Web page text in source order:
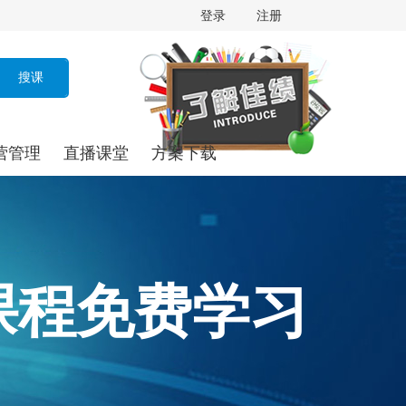
登录 注册
管理 直播课堂 方案下载
免费学习